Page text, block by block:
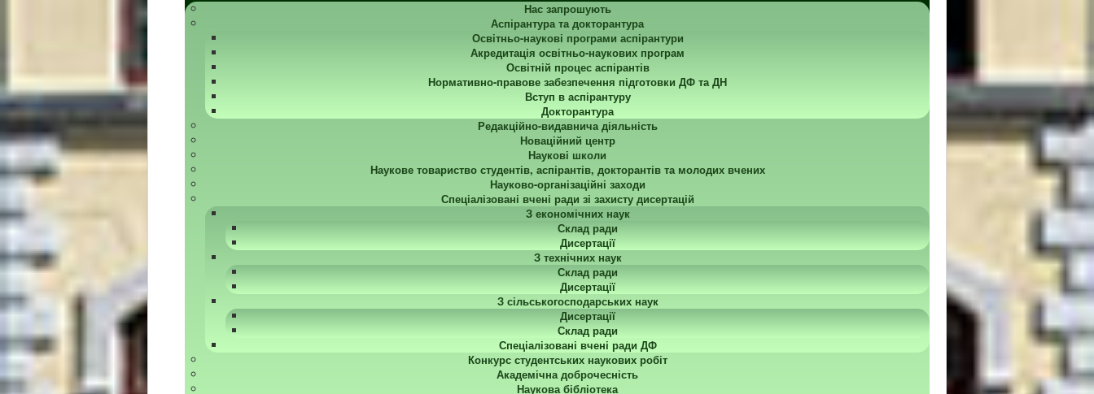
Нас запрошують
Аспірантура та докторантура
Освітньо-наукові програми аспірантури
Акредитація освітньо-наукових програм
Освітній процес аспірантів
Нормативно-правове забезпечення підготовки ДФ та ДН
Вступ в аспірантуру
Докторантура
Редакційно-видавнича діяльність
Новаційний центр
Наукові школи
Наукове товариство студентів, аспірантів, докторантів та молодих вчених
Науково-організаційні заходи
Спеціалізовані вчені ради зі захисту дисертацій
З економічних наук
Склад ради
Дисертації
З технічних наук
Склад ради
Дисертації
З сільськогосподарських наук
Дисертації
Склад ради
Спеціалізовані вчені ради ДФ
Конкурс студентських наукових робіт
Академічна доброчесність
Наукова бібліотека